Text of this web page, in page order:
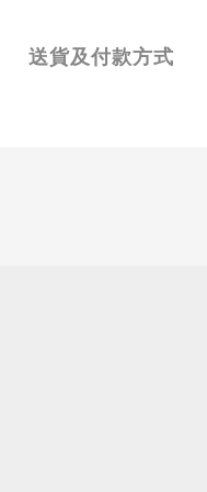
送貨及付款方式